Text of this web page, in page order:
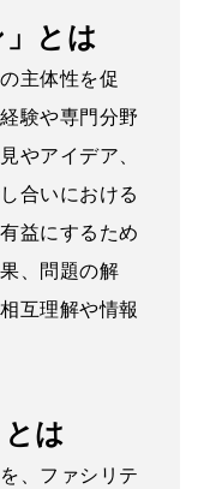
」とは
主体性を促
験や専門分野
やアイデア、
合いにおける
益にするため
、問題の解
互理解や情報
は
、ファシリテ